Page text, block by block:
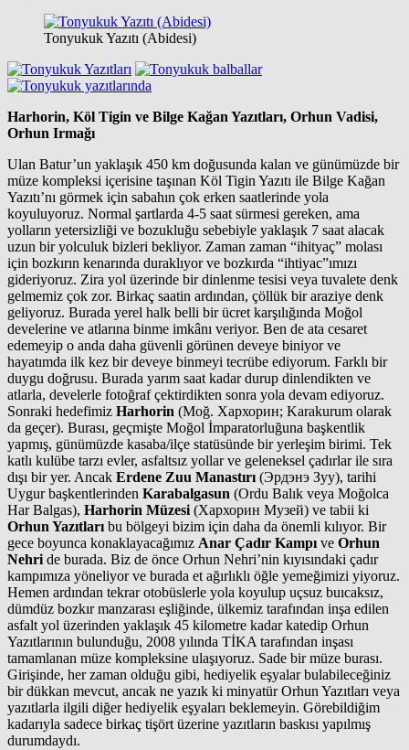
Tonyukuk Yazıtı (Abidesi)
Harhorin, Köl Tigin ve Bilge Kağan Yazıtları, Orhun Vadisi,
Orhun Irmağı
Ulan Batur’un yaklaşık 450 km doğusunda kalan ve günümüzde bir
müze kompleksi içerisine taşınan Köl Tigin Yazıtı ile Bilge Kağan
Yazıtı’nı görmek için sabahın çok erken saatlerinde yola
koyuluyoruz. Normal şartlarda 4-5 saat sürmesi gereken, ama
yolların yetersizliği ve bozukluğu sebebiyle yaklaşık 7 saat alacak
uzun bir yolculuk bizleri bekliyor. Zaman zaman “ihityaç” molası
için bozkırın kenarında duraklıyor ve bozkırda “ihtiyac”ımızı
gideriyoruz. Zira yol üzerinde bir dinlenme tesisi veya tuvalete denk
gelmemiz çok zor. Birkaç saatin ardından, çöllük bir araziye denk
geliyoruz. Burada yerel halk belli bir ücret karşılığında Moğol
develerine ve atlarına binme imkânı veriyor. Ben de ata cesaret
edemeyip o anda daha güvenli görünen deveye biniyor ve
hayatımda ilk kez bir deveye binmeyi tecrübe ediyorum. Farklı bir
duygu doğrusu. Burada yarım saat kadar durup dinlendikten ve
atlarla, develerle fotoğraf çektirdikten sonra yola devam ediyoruz.
Sonraki hedefimiz Harhorin (Moğ. Хархорин; Karakurum olarak
da geçer). Burası, geçmişte Moğol İmparatorluğuna başkentlik
yapmış, günümüzde kasaba/ilçe statüsünde bir yerleşim birimi. Tek
katlı kulübe tarzı evler, asfaltsız yollar ve geleneksel çadırlar ile sıra
dışı bir yer. Ancak Erdene Zuu Manastırı (Эрдэнэ Зуу), tarihi
Uygur başkentlerinden Karabalgasun (Ordu Balık veya Moğolca
Har Balgas), Harhorin Müzesi (Хархорин Музей) ve tabii ki
Orhun Yazıtları bu bölgeyi bizim için daha da önemli kılıyor. Bir
gece boyunca konaklayacağımız Anar Çadır Kampı ve Orhun
Nehri de burada. Biz de önce Orhun Nehri’nin kıyısındaki çadır
kampımıza yöneliyor ve burada et ağırlıklı öğle yemeğimizi yiyoruz.
Hemen ardından tekrar otobüslerle yola koyulup uçsuz buıcaksız,
dümdüz bozkır manzarası eşliğinde, ülkemiz tarafından inşa edilen
asfalt yol üzerinden yaklaşık 45 kilometre kadar katedip Orhun
Yazıtlarının bulunduğu, 2008 yılında TİKA tarafından inşası
tamamlanan müze kompleksine ulaşıyoruz. Sade bir müze burası.
Girişinde, her zaman olduğu gibi, hediyelik eşyalar bulabileceğiniz
bir dükkan mevcut, ancak ne yazık ki minyatür Orhun Yazıtları veya
yazıtlarla ilgili diğer hediyelik eşyaları beklemeyin. Görebildiğim
kadarıyla sadece birkaç tişört üzerine yazıtların baskısı yapılmış
durumdaydı.